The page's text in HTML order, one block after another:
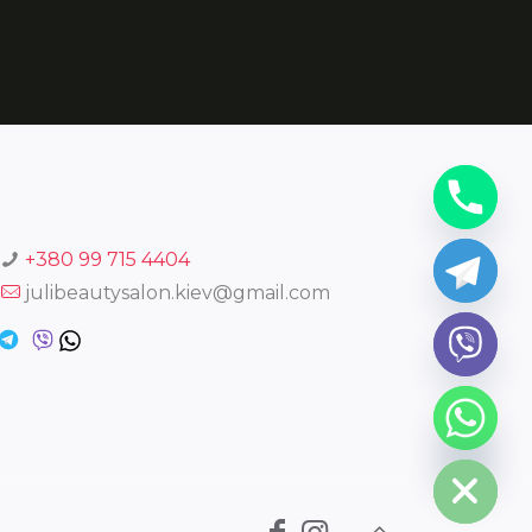
+380 99 715 4404
julibeautysalon.kiev@gmail.com
Hide
chaty